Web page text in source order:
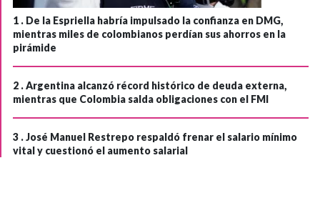
1 . De la Espriella habría impulsado la confianza en DMG,
mientras miles de colombianos perdían sus ahorros en la
pirámide
2 .Argentina alcanzó récord histórico de deuda externa,
mientras que Colombia salda obligaciones con el FMI
3 .José Manuel Restrepo respaldó frenar el salario mínimo
vital y cuestionó el aumento salarial